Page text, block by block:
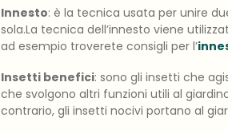
Innesto: è la tecnica usata per unire
sola.La tecnica dell’innesto viene
ad esempio troverete consigli per l’
Insetti benefici: sono gli insetti che
che svolgono altri funzioni utili al
contrario, gli insetti nocivi portano al